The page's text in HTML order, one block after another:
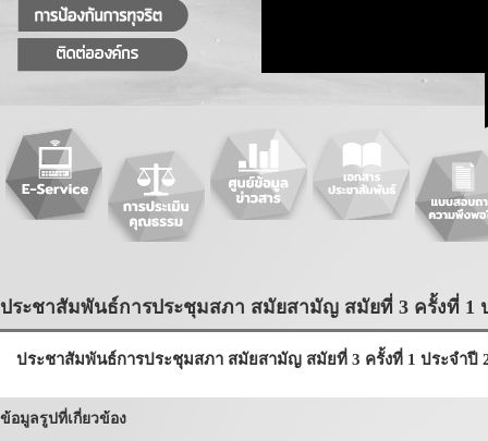
ประชาสัมพันธ์การประชุมสภา สมัยสามัญ สมัยที่ 3 ครั้งที่ 1 ป
ประชาสัมพันธ์การประชุมสภา สมัยสามัญ สมัยที่ 3 ครั้งที่ 1 ประจำปี
ข้อมูลรูปที่เกี่ยวข้อง